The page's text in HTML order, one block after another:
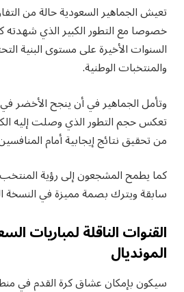
تعيش الجماهير السعودية حالة من
خصوصا مع التطور الكبير الذي شهدته
السنوات الأخيرة على مستوى البنية
والمنتخبات الوطنية.
وتأمل الجماهير في أن ينجح الأخضر
تعكس حجم التطور الذي وصلت إليه
من تحقيق نتائج إيجابية أمام
كما يطمح المشجعون إلى رؤية
سابقة ويترك بصمة مميزة في النسخة
القنوات الناقلة لمباريات
المونديال
سيكون بإمكان عشاق كرة القدم في